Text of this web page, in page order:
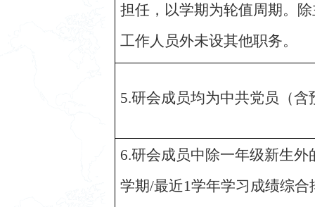
担任，以学期为轮值周期。
工作人员外未设其他职务。
5.研会成员均为中共党员（
6.研会成员中除一年级新生外
学期/最近1学年学习成绩综合